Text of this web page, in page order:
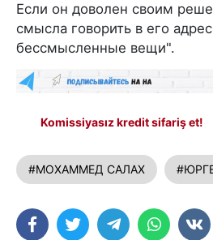
Если он доволен своим
смысла говорить в его
бессмысленные вещи".
Komissiyasız kredit sifariş et!
#МОХАММЕД САЛАХ